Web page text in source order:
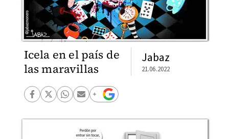
Icela en el país de
las maravillas
Jabaz
21.06.2022